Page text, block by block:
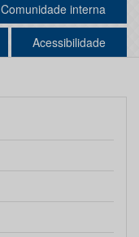
Comunidade interna
Acessibilidade